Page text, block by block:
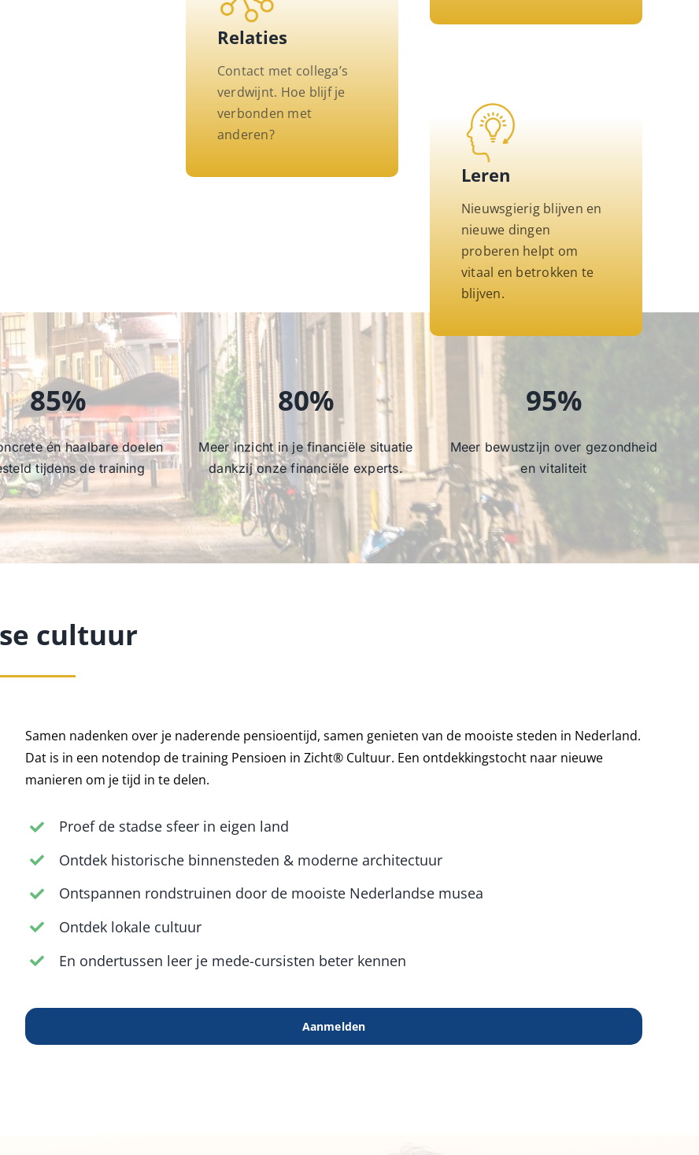
Relaties
Contact met collega’s
verdwijnt. Hoe blijf je
verbonden met
anderen?
Leren
Nieuwsgierig blijven en
nieuwe dingen
proberen helpt om
vitaal en betrokken te
blijven.
85%
én haalbare doelen
tijdens de training
80%
Meer inzicht in je financiële situatie
dankzij onze financiële experts.
95%
Meer bewustzijn over gezondheid
en vitaliteit
cultuur
Samen nadenken over je naderende pensioentijd, samen genieten van de mooiste steden in Nederland.
Dat is in een notendop de training Pensioen in Zicht®️ Cultuur. Een ontdekkingstocht naar nieuwe
manieren om je tijd in te delen.
Proef de stadse sfeer in eigen land
Ontdek historische binnensteden & moderne architectuur
Ontspannen rondstruinen door de mooiste Nederlandse musea
Ontdek lokale cultuur
En ondertussen leer je mede-cursisten beter kennen
Aanmelden